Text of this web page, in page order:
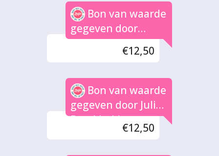
Bon van waarde
gegeven door
h.c.gijsberts
€12,50
Bon van waarde
gegeven door Julia
Braakhekke
€12,50